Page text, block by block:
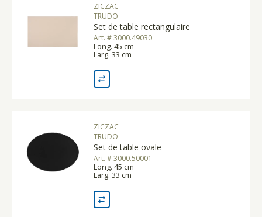
ZICZAC
TRUDO
Set de table rectangulaire
Art. # 3000.49030
Long. 45 cm
Larg. 33 cm
ZICZAC
TRUDO
Set de table ovale
Art. # 3000.50001
Long. 45 cm
Larg. 33 cm